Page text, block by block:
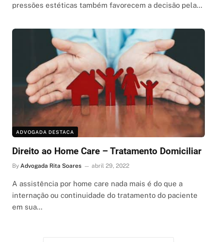
pressões estéticas também favorecem a decisão pela…
ADVOGADA DESTACA
Direito ao Home Care – Tratamento Domiciliar
By Advogada Rita Soares abril 29, 2022
A assistência por home care nada mais é do que a
internação ou continuidade do tratamento do paciente
em sua…